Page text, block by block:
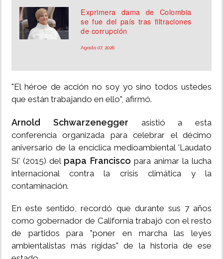
Exprimera dama de Colombia
se fue del país tras filtraciones
de corrupción
Agosto 07, 2026
"El héroe de acción no soy yo sino todos ustedes
que están trabajando en ello", afirmó.
Arnold Schwarzenegger asistió a esta
conferencia organizada para celebrar el décimo
aniversario de la encíclica medioambiental 'Laudato
Si' (2015) del papa Francisco para animar la lucha
internacional contra la crisis climática y la
contaminación.
En este sentido, recordó que durante sus 7 años
como gobernador de California trabajó con el resto
de partidos para "poner en marcha las leyes
ambientalistas más rígidas" de la historia de ese